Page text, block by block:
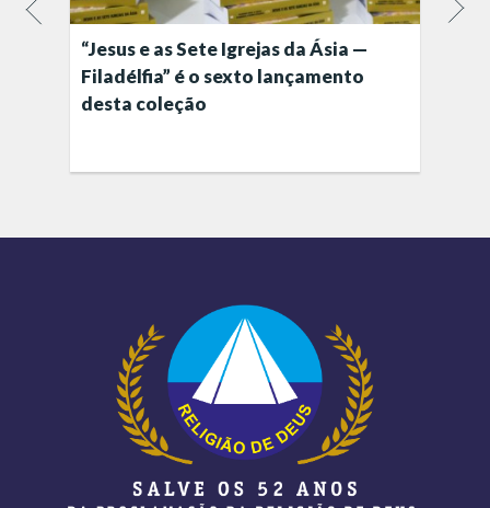
“Jesus e as Sete Igrejas da Ásia —
Filadélfia” é o sexto lançamento
desta coleção